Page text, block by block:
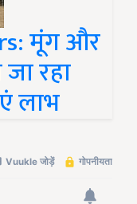
मूंग और
रहा
लाभ